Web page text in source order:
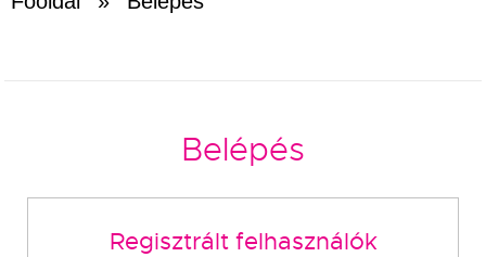
Belépés
Regisztrált felhasználók